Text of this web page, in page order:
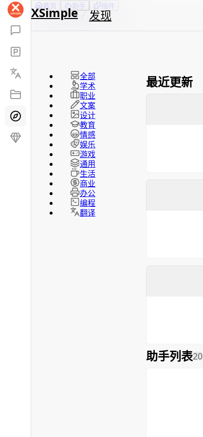
XSimple 发现
首页 助手 插件
全部
学术
职业
文案
设计
教育
情感
娱乐
游戏
通用
生活
商业
办公
编程
翻译
最近更新
助手列表20